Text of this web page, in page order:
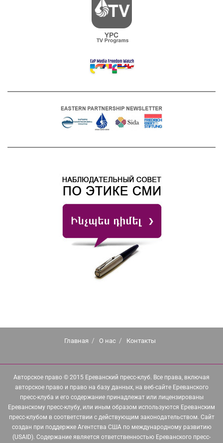
Главная О нас Контакты
Авторское право © 2015 Ереванский пресс-клуб. Все права, включая
авторское право и право на базу данных, на веб-сайте Ереванского
пресс-клуба и его содержание принадлежат или лицензированы
Ереванскому пресс-клубу, или иным образом используются Ереванским
пресс-клубом в соответствии с действующим законодательством. Сайт
создан при поддержке Агентства США по международному развитию
(USAID). Содержание является ответственностью Ереванского пресс-